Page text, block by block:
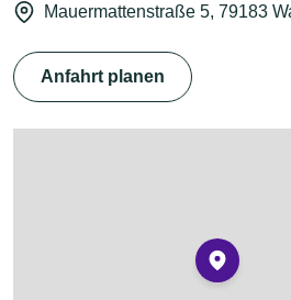
Mauermattenstraße 5, 79183
Anfahrt planen